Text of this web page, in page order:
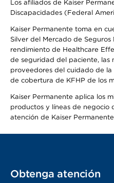
Los afiliados de Kaiser
Discapacidades (Federal
Kaiser Permanente toma en
Silver del Mercado de
rendimiento de Healthcare
de seguridad del paciente, las
proveedores del cuidado de
de cobertura de KFHP de los
Kaiser Permanente aplica los
productos y líneas de negocio
atención de Kaiser
Obtenga atención